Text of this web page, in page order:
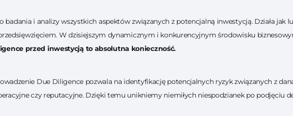
badania i analizy wszystkich aspektów związanych z potencjalną inwestycją. Działa jak
W dzisiejszym dynamicznym i konkurencyjnym środowisku
przed inwestycją to absolutna konieczność.
Due Diligence pozwala na identyfikację potencjalnych ryzyk związanych z
czy reputacyjne. Dzięki temu unikniemy niemiłych niespodzianek po podjęciu